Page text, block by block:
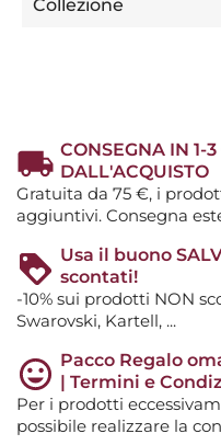
Collezione
CONSEGNA IN 1-
DALL'ACQUISTO
Gratuita da 75 €, i
aggiuntivi. Consegna
Usa il buono
scontati!
-10% sui prodotti NON
Swarovski, Kartell, ...
Pacco Regalo
| Termini e
Per i prodotti
possibile realizzare la